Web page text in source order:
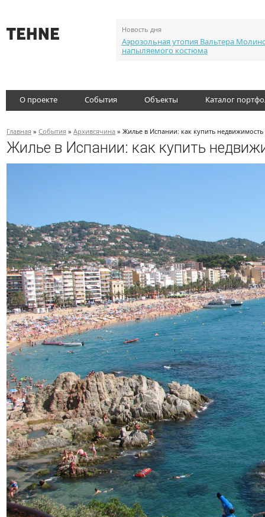
Новость дня
Аэрозольная утопия Вальтера
напыляемого костюма
О проекте События Объекты Каталог
Главная » События » Архивсячина » Жилье в Испании: как купить
Жилье в Испании: как купить